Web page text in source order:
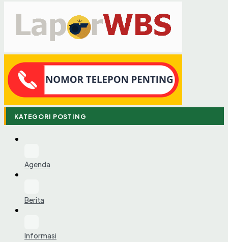
KATEGORI POSTING
Agenda
Berita
Informasi